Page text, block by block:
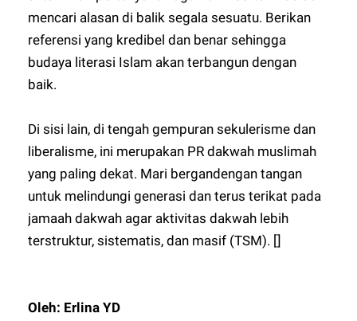
mencari alasan di balik segala sesuatu. Berikan
referensi yang kredibel dan benar sehingga
budaya literasi Islam akan terbangun dengan
baik.
Di sisi lain, di tengah gempuran sekulerisme dan
liberalisme, ini merupakan PR dakwah muslimah
yang paling dekat. Mari bergandengan tangan
untuk melindungi generasi dan terus terikat pada
jamaah dakwah agar aktivitas dakwah lebih
terstruktur, sistematis, dan masif (TSM). []
Oleh: Erlina YD